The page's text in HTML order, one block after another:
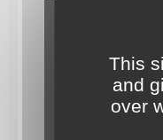
This
and
over